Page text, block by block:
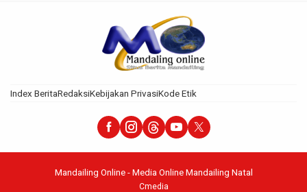
Index BeritaRedaksiKebijakan PrivasiKode Etik
Mandailing Online - Media Online Mandailing Natal
Cmedia